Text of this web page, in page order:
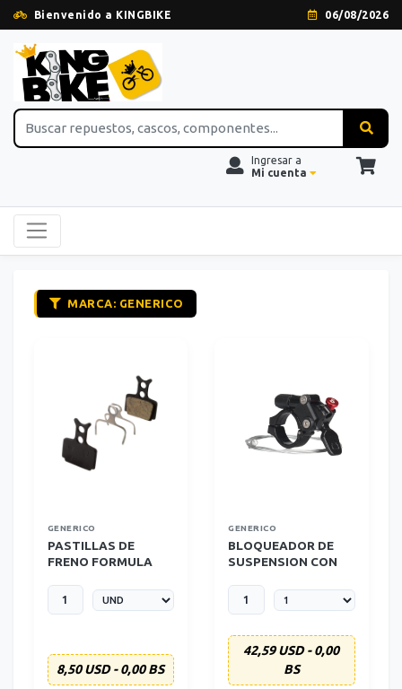
Bienvenido a KINGBIKE 06/08/2026
Ingresar a
Mi cuenta
MARCA: GENERICO
GENERICO
PASTILLAS DE
FRENO FORMULA
8,50 USD - 0,00 BS
GENERICO
BLOQUEADOR DE
SUSPENSION CON
42,59 USD - 0,00
BS